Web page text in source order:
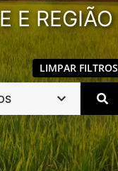
E REGIÃO
LIMPAR FILTROS